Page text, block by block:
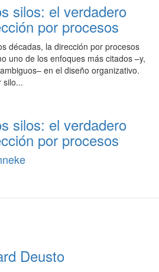
silos: el verdadero
por procesos
décadas, la dirección por procesos
uno de los enfoques más citados –y,
en el diseño organizativo.
silo...
silos: el verdadero
por procesos
Deusto